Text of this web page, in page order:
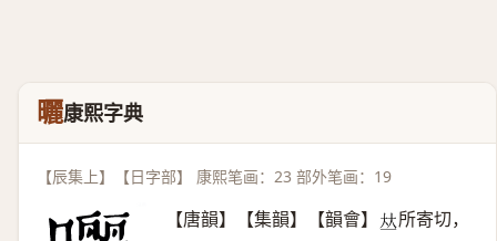
曬康熙字典
【辰集上】【日字部】 康熙笔画：23 部外笔画：19
【唐韻】【集韻】【韻會】 𠀤所寄切，